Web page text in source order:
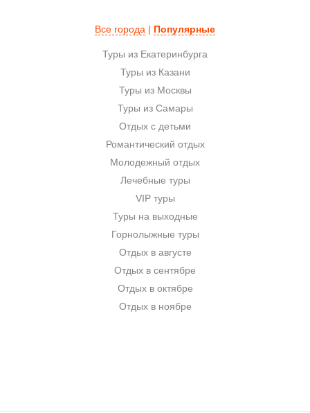
Все города | Популярные
Туры из Екатеринбурга
Туры из Казани
Туры из Москвы
Туры из Самары
Отдых с детьми
Романтический отдых
Молодежный отдых
Лечебные туры
VIP туры
Туры на выходные
Горнолыжные туры
Отдых в августе
Отдых в сентябре
Отдых в октябре
Отдых в ноябре